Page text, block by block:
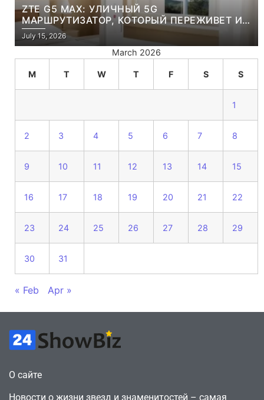
ZTE G5 MAX: УЛИЧНЫЙ 5G
МАРШРУТИЗАТОР, КОТОРЫЙ ПЕРЕЖИВЕТ И
ЛЮТУЮ ЗИМУ, И ЖАРКОЕ ЛЕТО
July 15, 2026
March 2026
M T W T F S S
1
2 3 4 5 6 7 8
9 10 11 12 13 14 15
16 17 18 19 20 21 22
23 24 25 26 27 28 29
30 31
« Feb Apr »
О сайте
Новости о жизни звезд и знаменитостей – самая